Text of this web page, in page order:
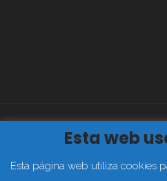
Aviso Legal|Política de
Esta web
Esta página web utiliza cookies